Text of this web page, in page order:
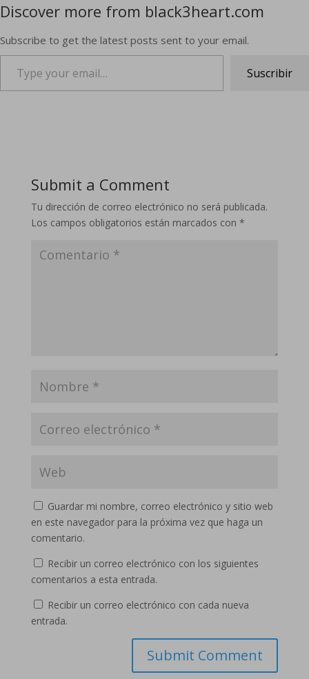
Discover more from black3heart.com
Subscribe to get the latest posts sent to your email.
Type your email…
Suscribir
Submit a Comment
Tu dirección de correo electrónico no será publicada.
Los campos obligatorios están marcados con *
Guardar mi nombre, correo electrónico y sitio web
en este navegador para la próxima vez que haga un
comentario.
Recibir un correo electrónico con los siguientes
comentarios a esta entrada.
Recibir un correo electrónico con cada nueva
entrada.